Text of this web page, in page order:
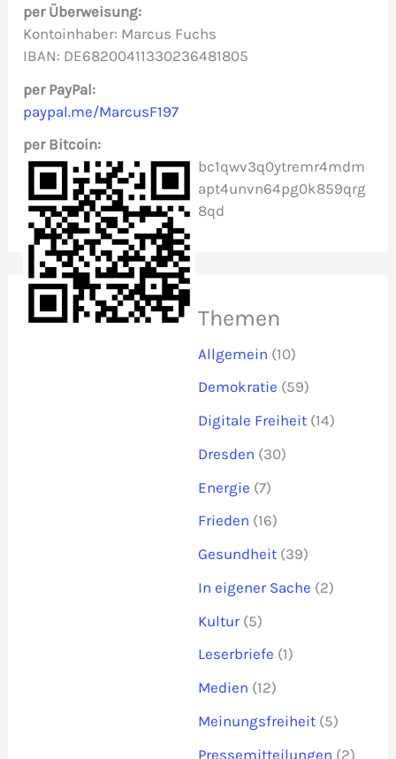
n
a
c
h
:
per Überweisung:
Kontoinhaber: Marcus Fuchs
IBAN: DE68200411330236481805
per PayPal:
paypal.me/MarcusF197
per Bitcoin:
bc1qwv3q0ytremr4mdm
apt4unvn64pg0k859qrg
8qd
Themen
Allgemein (10)
Demokratie (59)
Digitale Freiheit (14)
Dresden (30)
Energie (7)
Frieden (16)
Gesundheit (39)
In eigener Sache (2)
Kultur (5)
Leserbriefe (1)
Medien (12)
Meinungsfreiheit (5)
Pressemitteilungen (2)